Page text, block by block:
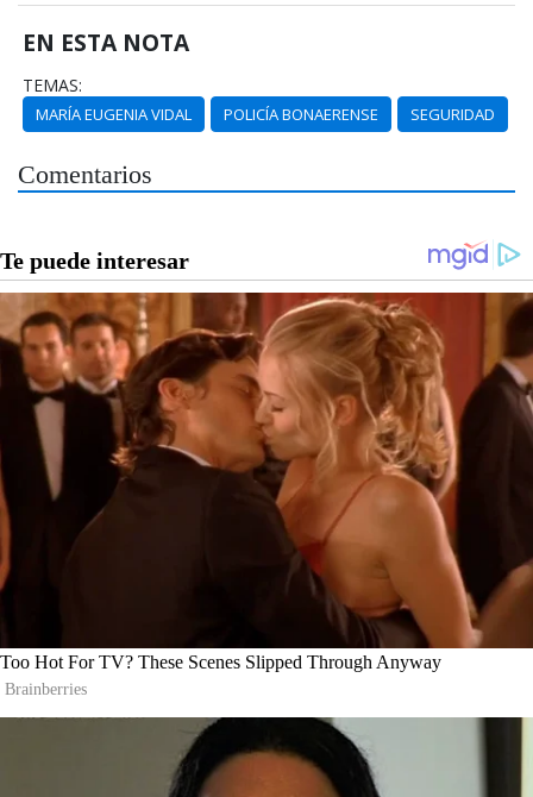
EN ESTA NOTA
TEMAS:
MARÍA EUGENIA VIDAL POLICÍA BONAERENSE SEGURIDAD
Comentarios